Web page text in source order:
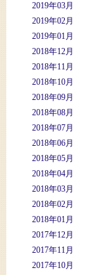
2019年03月
2019年02月
2019年01月
2018年12月
2018年11月
2018年10月
2018年09月
2018年08月
2018年07月
2018年06月
2018年05月
2018年04月
2018年03月
2018年02月
2018年01月
2017年12月
2017年11月
2017年10月